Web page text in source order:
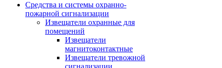
Средства и системы охранно-
пожарной сигнализации
Извещатели охранные для
помещений
Извещатели
магнитоконтактные
Извещатели тревожной
сигнализации